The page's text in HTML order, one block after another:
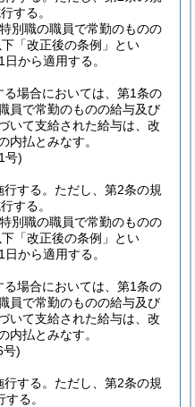
する。
別職の職員で常勤のものの
「改正後の条例」とい
から適用する。
場合においては、第1条の
員で常勤のものの給与及び
いて支給された給与は、改
内払とみなす。
号)
する。 ただし、第2条の規
する。
別職の職員で常勤のものの
「改正後の条例」とい
から適用する。
場合においては、第1条の
員で常勤のものの給与及び
いて支給された給与は、改
内払とみなす。
号)
する。 ただし、第2条の規
る。